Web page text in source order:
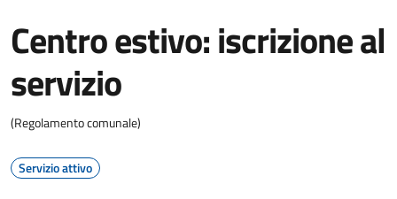
Centro estivo: iscrizione al
servizio
(Regolamento comunale)
Servizio attivo